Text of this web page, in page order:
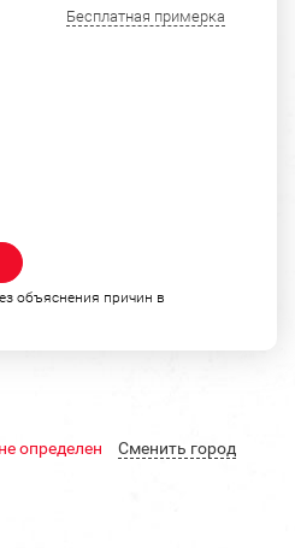
Бесплатная примерка
объяснения причин в
не определен Cменить город